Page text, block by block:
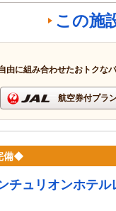
この施
由に組み合わせたおトクな
航空券付プラ
備◆
チュリオンホテ